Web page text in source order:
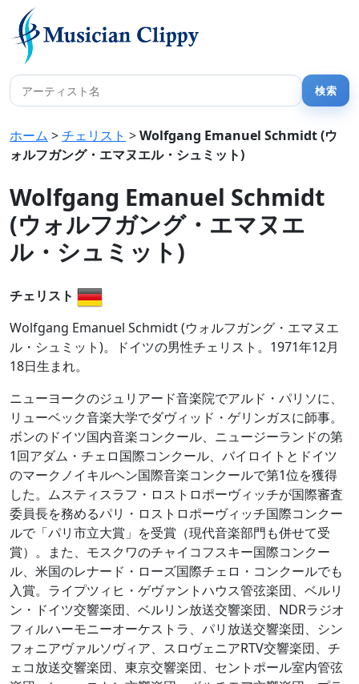
ホーム >チェリスト >Wolfgang Emanuel Schmidt (ウ
ォルフガング・エマヌエル・シュミット)
Wolfgang Emanuel Schmidt
(ウォルフガング・エマヌエ
ル・シュミット)
チェリスト
Wolfgang Emanuel Schmidt (ウォルフガング・エマヌエ
ル・シュミット)。ドイツの男性チェリスト。1971年12月
18日生まれ。
ニューヨークのジュリアード音楽院でアルド・パリソに、
リューベック音楽大学でダヴィッド・ゲリンガスに師事。
ボンのドイツ国内音楽コンクール、ニュージーランドの第
1回アダム・チェロ国際コンクール、バイロイトとドイツ
のマークノイキルヘン国際音楽コンクールで第1位を獲得
した。ムスティスラフ・ロストロポーヴィッチが国際審査
委員長を務めるパリ・ロストロポーヴィッチ国際コンクー
ルで「パリ市立大賞」を受賞（現代音楽部門も併せて受
賞）。また、モスクワのチャイコフスキー国際コンクー
ル、米国のレナード・ローズ国際チェロ・コンクールでも
入賞。ライプツィヒ・ゲヴァントハウス管弦楽団、ベルリ
ン・ドイツ交響楽団、ベルリン放送交響楽団、NDRラジオ
フィルハーモニーオーケストラ、パリ放送交響楽団、シン
フォニアヴァルソヴィア、スロヴェニアRTV交響楽団、チ
ェコ放送交響楽団、東京交響楽団、セントポール室内管弦